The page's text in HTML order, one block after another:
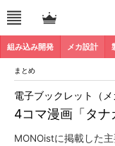
組み込み開発 メカ設計
まとめ
4コマ漫画「タナ
電子ブックレット（メ
MONOistに掲載した